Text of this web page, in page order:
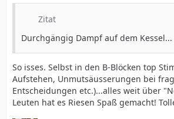
Zitat
Durchgängig Dampf auf dem Kessel...
So isses. Selbst in den B-Blöcken top
Aufstehen, Unmutsäusserungen bei
Entscheidungen etc.)...alles weit über
Leuten hat es Riesen Spaß gemacht!